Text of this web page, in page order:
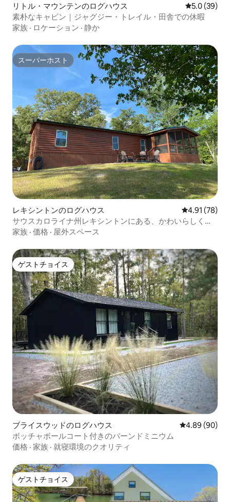
リトル・マウンテンのログハウス レビュー39
5.0 (39)
素朴なキャビン｜ジャグジー・トレイル・田舎での休暇
家族 · ロケーション · 静か
スーパーホスト
スーパーホスト
レキシントンのログハウス レビュー78
4.91 (78)
サウスカロライナ州レキシントンにある、かわいらしく居
心地の良いキャビンです
家族 · 価格 · 屋外スペース
ゲストチョイス
ゲストチョイス
ブライスウッドのログハウス レビュー90件
4.89 (90)
ボッチャボールコート付きのバーンドミニウム
価格 · 家族 · 就寝環境のクオリティ
ゲストチョイス
ゲストチョイス